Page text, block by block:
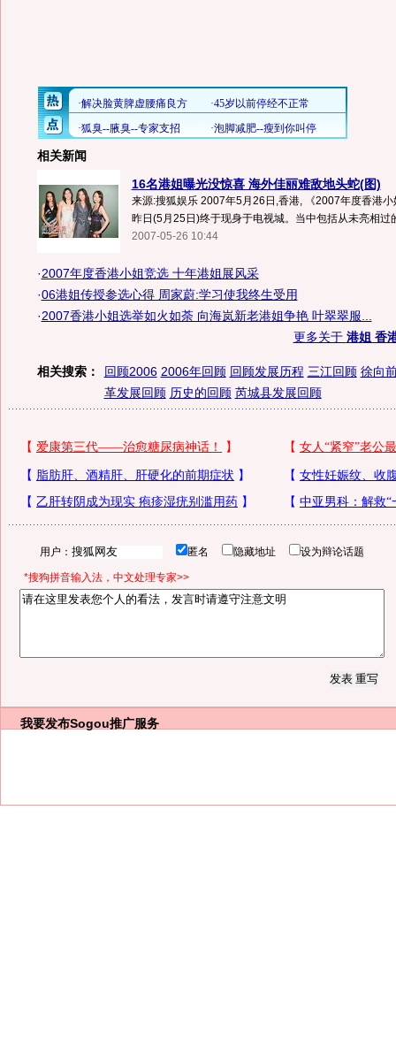
相关新闻
16名港姐曝光没惊喜 海外佳丽难敌地头蛇(图)
来源:搜狐娱乐 2007年5月26日,香港, 《2007年度香港
昨日(5月25日)终于现身于电视城。当中包括从未亮相过
2007-05-26 10:44
·2007年度香港小姐竞选 十年港姐展风采
·06港姐传授参选心得 周家蔚:学习使我终生受用
·2007香港小姐选举如火如荼 向海岚新老港姐争艳 叶翠翠服...
更多关于 港姐 香
相关搜索： 回顾2006 2006年回顾 回顾发展历程 三江回顾 徐向
革发展回顾 历史的回顾 芮城县发展回顾
用户： 匿名 隐藏地址 设为辩论话题
*搜狗拼音输入法，中文处理专家>>
我要发布Sogou推广服务